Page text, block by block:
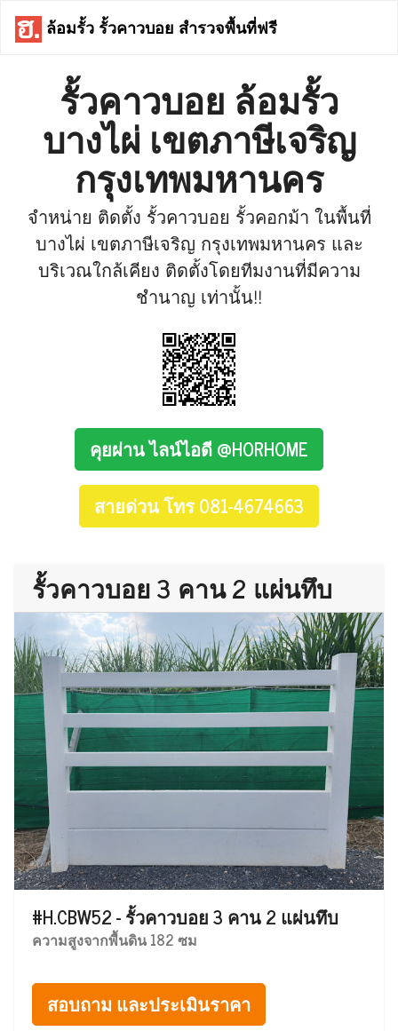
ล้อมรั้ว รั้วคาวบอย สำรวจพื้นที่ฟรี
รั้วคาวบอย ล้อมรั้ว
บางไผ่ เขตภาษีเจริญ
กรุงเทพมหานคร
จำหน่าย ติดตั้ง รั้วคาวบอย รั้วคอกม้า ในพื้นที่
บางไผ่ เขตภาษีเจริญ กรุงเทพมหานคร และ
บริเวณใกล้เคียง ติดตั้งโดยทีมงานที่มีความ
ชำนาญ เท่านั้น!!
คุยผ่าน ไลน์ไอดี @HORHOME
สายด่วน โทร 081-4674663
รั้วคาวบอย 3 คาน 2 แผ่นทึบ
#H.CBW52 - รั้วคาวบอย 3 คาน 2 แผ่นทึบ
ความสูงจากพื้นดิน 182 ซม
สอบถาม และประเมินราคา